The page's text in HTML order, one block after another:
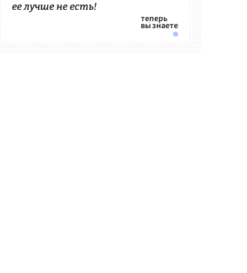
ее лучше не есть!